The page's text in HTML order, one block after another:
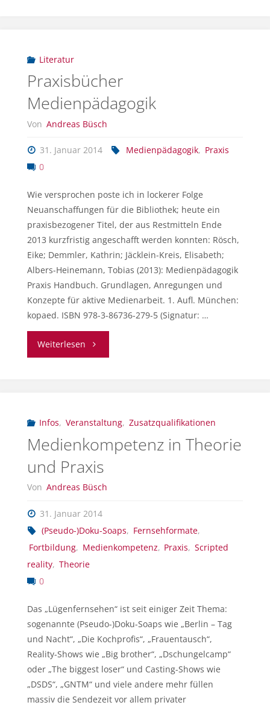
Literatur
Praxisbücher
Medienpädagogik
Von Andreas Büsch
31. Januar 2014 Medienpädagogik, Praxis
0
Wie versprochen poste ich in lockerer Folge
Neuanschaffungen für die Bibliothek; heute ein
praxisbezogener Titel, der aus Restmitteln Ende
2013 kurzfristig angeschafft werden konnten: Rösch,
Eike; Demmler, Kathrin; Jäcklein-Kreis, Elisabeth;
Albers-Heinemann, Tobias (2013): Medienpädagogik
Praxis Handbuch. Grundlagen, Anregungen und
Konzepte für aktive Medienarbeit. 1. Aufl. München:
kopaed. ISBN 978-3-86736-279-5 (Signatur: …
Weiterlesen "Praxisbücher
Infos, Veranstaltung, Zusatzqualifikationen
Medienkompetenz in Theorie
und Praxis
Von Andreas Büsch
31. Januar 2014
(Pseudo-)Doku-Soaps, Fernsehformate,
Fortbildung, Medienkompetenz, Praxis, Scripted
reality, Theorie
0
Das „Lügenfernsehen“ ist seit einiger Zeit Thema:
sogenannte (Pseudo-)Doku-Soaps wie „Berlin – Tag
und Nacht“, „Die Kochprofis“, „Frauentausch“,
Reality-Shows wie „Big brother“, „Dschungelcamp“
oder „The biggest loser“ und Casting-Shows wie
„DSDS“, „GNTM“ und viele andere mehr füllen
massiv die Sendezeit vor allem privater